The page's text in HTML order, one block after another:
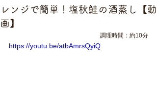
レンジで簡単！塩秋鮭の酒蒸し【動
画】
調理時間：約10分
https://youtu.be/atbAmrsQyiQ